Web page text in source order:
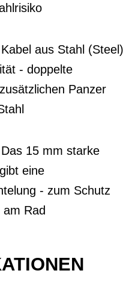
aus Stahl (Steel)
- doppelte
Panzer
15 mm starke
eine
- zum Schutz
Rad